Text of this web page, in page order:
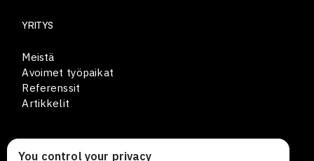
YRITYS
Meistä
Avoimet työpaikat
Referenssit
Artikkelit
YHTEYSTIEDOT
You control your privacy